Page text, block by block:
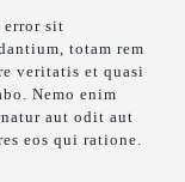
error sit
totam rem
veritatis et quasi
Nemo enim
aut odit aut
eos qui ratione.